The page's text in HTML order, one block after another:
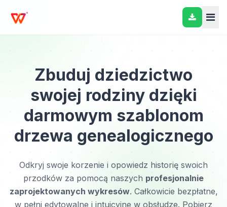
Zbuduj dziedzictwo
swojej rodziny dzięki
darmowym szablonom
drzewa genealogicznego
Odkryj swoje korzenie i opowiedz historię swoich
przodków za pomocą naszych profesjonalnie
zaprojektowanych wykresów. Całkowicie bezpłatne,
w pełni edytowalne i intuicyjne w obsłudze. Pobierz